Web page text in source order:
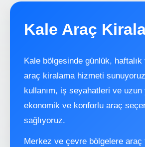
Kale Araç
Kale bölgesinde günlük, haftalık
araç kiralama hizmeti
kullanım, iş seyahatleri ve
ekonomik ve konforlu araç
sağlıyoruz.
Merkez ve çevre bölgelere araç